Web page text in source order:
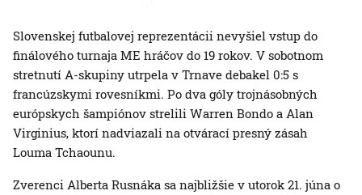
Slovenskej futbalovej reprezentácii nevyšiel vstup do
finálového turnaja ME hráčov do 19 rokov. V sobotnom
stretnutí A-skupiny utrpela v Trnave debakel 0:5 s
francúzskymi rovesníkmi. Po dva góly trojnásobných
európskych šampiónov strelili Warren Bondo a Alan
Virginius, ktorí nadviazali na otvárací presný zásah
Louma Tchaounu.
Zverenci Alberta Rusnáka sa najbližšie v utorok 21. júna o